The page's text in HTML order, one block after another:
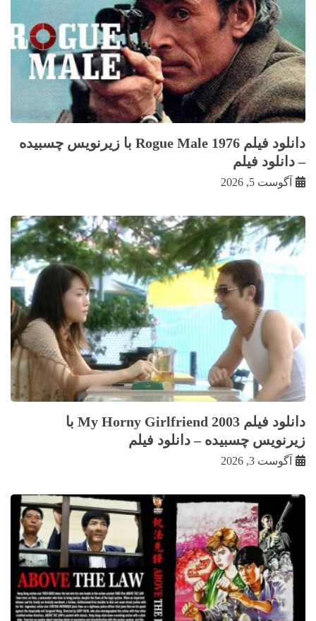
دانلود فیلم Rogue Male 1976 با زيرنويس چسبيده
– دانلود فیلم
آگوست 5, 2026
دانلود فیلم My Horny Girlfriend 2003 با
زيرنويس چسبيده – دانلود فیلم
آگوست 3, 2026